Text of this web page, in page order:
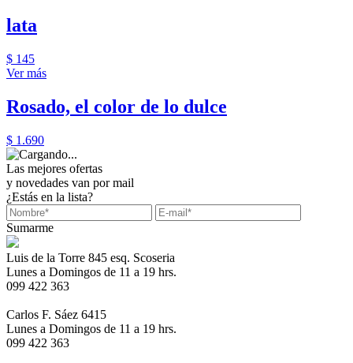
lata
$ 145
Ver más
Rosado, el color de lo dulce
$ 1.690
Las mejores ofertas
y novedades van por mail
¿Estás en la lista?
Sumarme
Luis de la Torre 845 esq. Scoseria
Lunes a Domingos de 11 a 19 hrs.
099 422 363
Carlos F. Sáez 6415
Lunes a Domingos de 11 a 19 hrs.
099 422 363